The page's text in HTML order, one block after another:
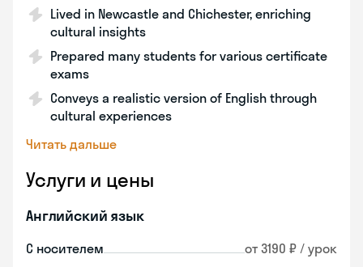
Lived in Newcastle and Chichester, enriching
cultural insights
Prepared many students for various certificate
exams
Conveys a realistic version of English through
cultural experiences
Читать дальше
Услуги и цены
Английский язык
С носителем от 3190 ₽ / урок